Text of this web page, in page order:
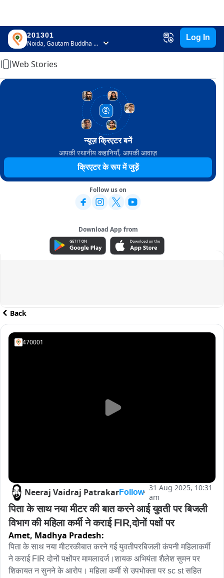
201301
Noida, Gautam Buddha Nagar, Uttar Pradesh
Log In
Home
Web Stories
न्यूज़ क्रिएटर बनें
आपकी स्थानीय कहानियाँ, आपकी आवाज़
क्रिएटर के रूप में जुड़ें
Follow us on
Download App from
ADVERTISEMENT
Back
470001
Neeraj Vaidraj PatrakarFollow 31 Aug 2025, 10:31
am
पिता के साथ नया मीटर की बात करने आई युवती पर बिजली
विभाग की महिला कर्मी ने कराई FIR,दोनों पक्षों पर
Amet, Madhya Pradesh:
पिता के साथ नया मीटरकीबात करने गई युवतीपरबिजली कंपनी महिलाकर्मी
ने कराई FIR दोनों पक्षोंपर मामलादर्ज।शायक अभियंता शैलेश सुमन पर
शिकायत न सुनने के आरोप। महिला कर्मी से उपभोक्ता पर sc st सहित